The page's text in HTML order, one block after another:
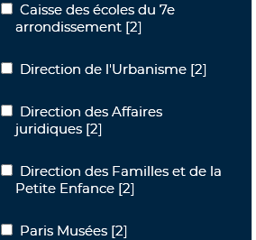
Caisse des écoles du 7e
Caisse des écoles du 7e
arrondissement [2]
Direction de l'Urbanisme
Direction de l'Urbanisme [2]
Direction des Affaires juridiques
Direction des Affaires
juridiques [2]
Direction des Familles et de la Petite
Direction des Familles et de la
Petite Enfance [2]
Paris Musées
Paris Musées [2]